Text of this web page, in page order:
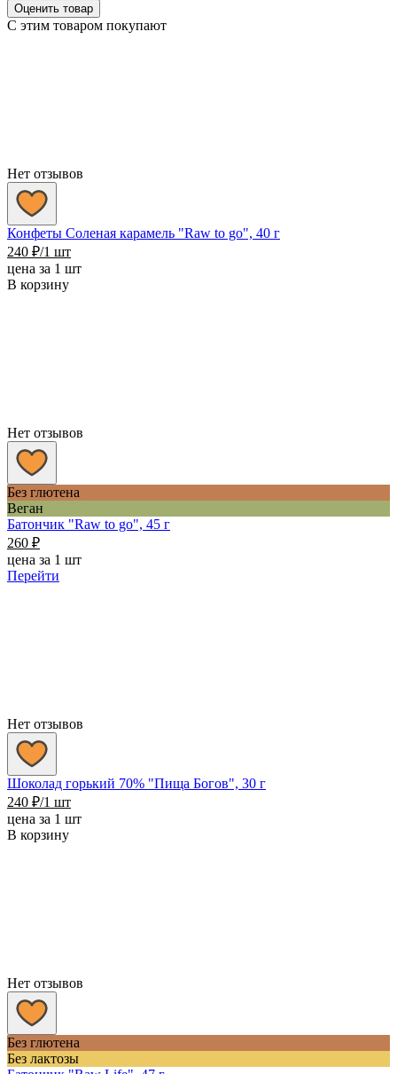
Оценить товар
С этим товаром покупают
Нет отзывов
Конфеты Соленая карамель "Raw to go", 40 г
240 ₽/1 шт
цена за 1 шт
В корзину
Нет отзывов
Без глютена
Веган
Батончик "Raw to go", 45 г
260 ₽
цена за 1 шт
Перейти
Нет отзывов
Шоколад горький 70% "Пища Богов", 30 г
240 ₽/1 шт
цена за 1 шт
В корзину
Нет отзывов
Без глютена
Без лактозы